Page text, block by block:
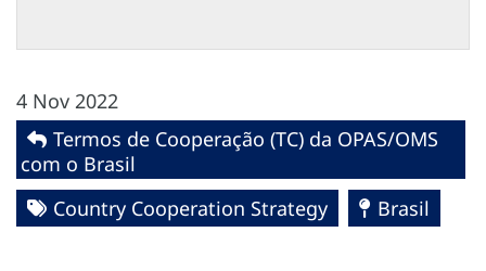
4 Nov 2022
Termos de Cooperação (TC) da OPAS/OMS
com o Brasil
Country Cooperation Strategy
Brasil